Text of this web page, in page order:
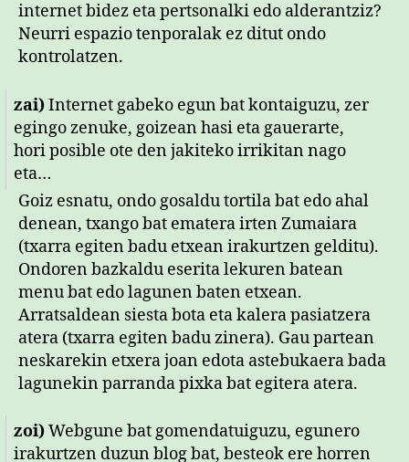
internet bidez eta pertsonalki edo alderantziz?
Neurri espazio tenporalak ez ditut ondo
kontrolatzen.
zai)Internet gabeko egun bat kontaiguzu, zer
egingo zenuke, goizean hasi eta gauerarte,
hori posible ote den jakiteko irrikitan nago
eta…
Goiz esnatu, ondo gosaldu tortila bat edo ahal
denean, txango bat ematera irten Zumaiara
(txarra egiten badu etxean irakurtzen gelditu).
Ondoren bazkaldu eserita lekuren batean
menu bat edo lagunen baten etxean.
Arratsaldean siesta bota eta kalera pasiatzera
atera (txarra egiten badu zinera). Gau partean
neskarekin etxera joan edota astebukaera bada
lagunekin parranda pixka bat egitera atera.
zoi)Webgune bat gomendatuiguzu, egunero
irakurtzen duzun blog bat, besteok ere horren